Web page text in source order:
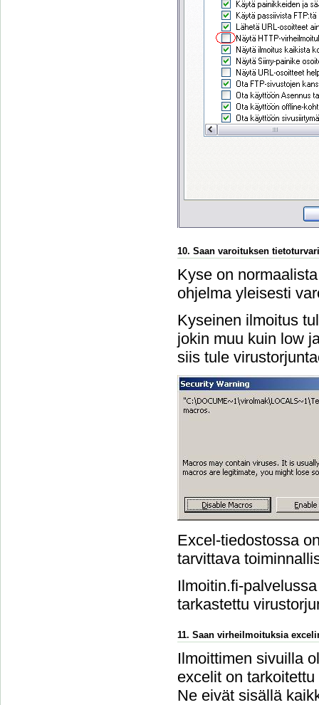
10. Saan varoituksen
Kyse on
ohjelma yleisesti
Kyseinen ilmoitus
jokin muu kuin low
siis tule
Excel-tiedostossa
tarvittava
Ilmoitin.fi-
tarkastettu
11. Saan virheilmoituksia
Ilmoittimen sivuilla
excelit on
Ne eivät sisällä